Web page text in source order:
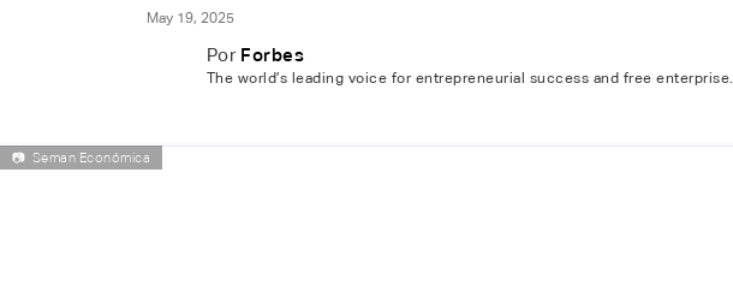
May 19, 2025
Por Forbes
The world’s leading voice for entrepreneurial success and free enterprise.
📷 Seman Económica